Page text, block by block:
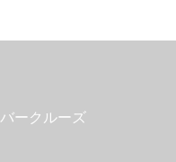
ークルーズ